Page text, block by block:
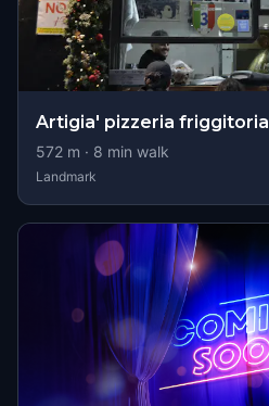
Artigia' pizzeria friggitoria
572 m · 8 min walk
Landmark